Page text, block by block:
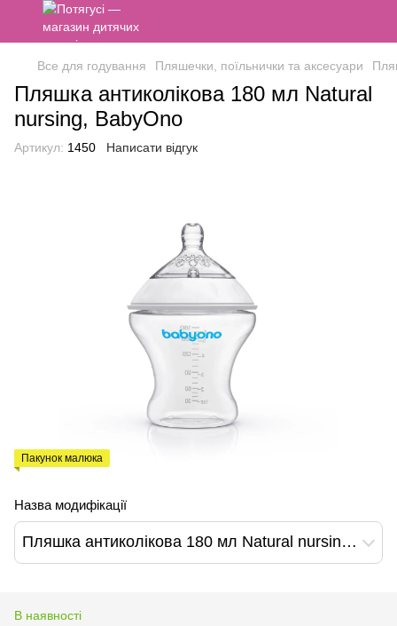
Все для годування Пляшечки, поїльнички та аксесуари
Пляшка антиколікова 180 мл Natural
nursing, BabyOno
Артикул: 1450 Написати відгук
Пакунок малюка
Назва модифікації
Пляшка антиколікова 180 мл Natural nursing, BabyOno
В наявності